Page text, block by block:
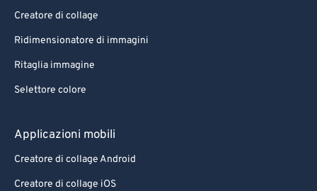
Creatore di collage
Ridimensionatore di immagini
Ritaglia immagine
Selettore colore
Applicazioni mobili
Creatore di collage Android
Creatore di collage iOS